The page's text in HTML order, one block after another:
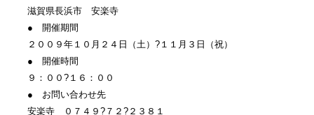
滋賀県長浜市 安楽寺
● 開催期間
２００９年１０月２４日（土）?１１月３日（祝）
● 開催時間
９：００?１６：００
● お問い合わせ先
安楽寺 ０７４９?７２?２３８１